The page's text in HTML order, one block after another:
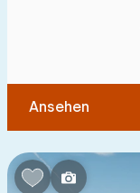
Ansehen